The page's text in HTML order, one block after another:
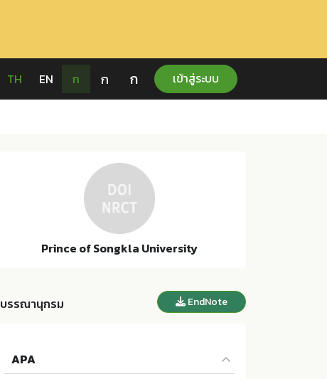
TH EN ก ก ก เข้าสู่ระบบ
Prince of Songkla University
บรรณานุกรม EndNote
APA